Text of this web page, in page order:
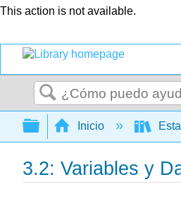
This action is not available.
Buscar
Expandir/
Inicio
3.2: Variables y